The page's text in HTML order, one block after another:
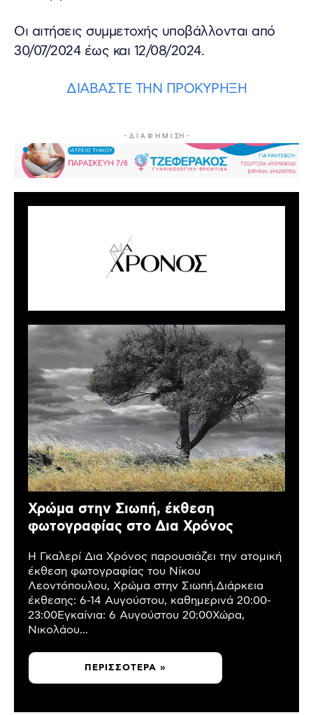
Οι αιτήσεις συμμετοχής υποβάλλονται από
30/07/2024 έως και 12/08/2024.
ΔΙΑΒΑΣΤΕ ΤΗΝ ΠΡΟΚΥΡΗΞΗ
- Δ Ι Α Φ Η Μ Ι ΣΗ -
Χρώμα στην Σιωπή, έκθεση
φωτογραφίας στο Δια Χρόνος
Η Γκαλερί Δια Χρόνος παρουσιάζει την ατομική
έκθεση φωτογραφίας του Νίκου
Λεοντόπουλου, Χρώμα στην Σιωπή.Διάρκεια
έκθεσης: 6-14 Αυγούστου, καθημερινά 20:00-
23:00Εγκαίνια: 6 Αυγούστου 20:00Χώρα,
Νικολάου...
ΠΕΡΙΣΣΌΤΕΡΑ »